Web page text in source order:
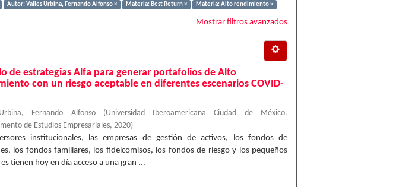
Autor: Valles Urbina, Fernando Alfonso × Materia: Best Return × Materia: Alto rendimiento ×
Mostrar filtros avanzados
de estrategias Alfa para generar portafolios de Alto
con un riesgo aceptable en diferentes escenarios COVID-
Fernando Alfonso (Universidad Iberoamericana Ciudad de México.
de Estudios Empresariales, 2020)
institucionales, las empresas de gestión de activos, los fondos de
los fondos familiares, los fideicomisos, los fondos de riesgo y los pequeños
tienen hoy en día acceso a una gran ...